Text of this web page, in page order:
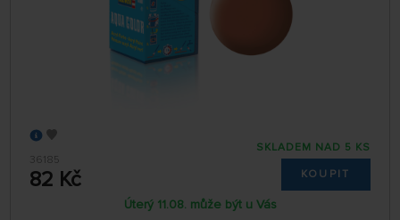
36185
82 Kč
SKLADEM NAD 5 KS
KOUPIT
Úterý 11.08. může být u Vás